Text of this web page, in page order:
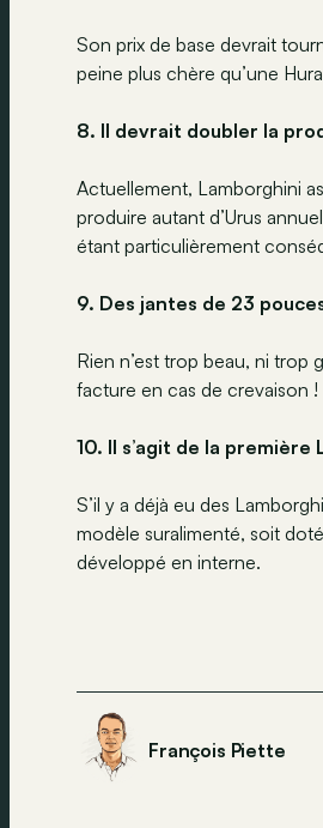
Son prix de base devrait
peine plus chère qu’une
8. Il devrait doubler la
Actuellement, Lamborghini
produire autant d’Urus
étant particulièrement
9. Des jantes de 23
Rien n’est trop beau, ni trop
facture en cas de crevaison !
10. Il s’agit de la
S’il y a déjà eu des
modèle suralimenté, soit
développé en interne.
François Piette